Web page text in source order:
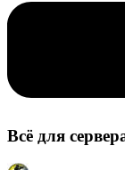
Всё для